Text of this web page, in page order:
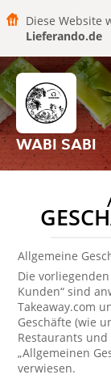
Diese Website
Lieferando.de
WABI SABI
Allgemeine
Die
Kunden“ sind
Takeaway.com
Geschäfte (wie
Restaurants
„Allgemeinen
verwiesen.